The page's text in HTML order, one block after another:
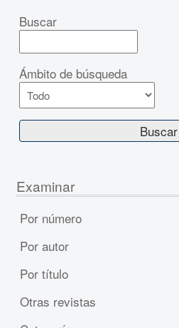
Buscar
Ámbito de búsqueda
Examinar
Por número
Por autor
Por título
Otras revistas